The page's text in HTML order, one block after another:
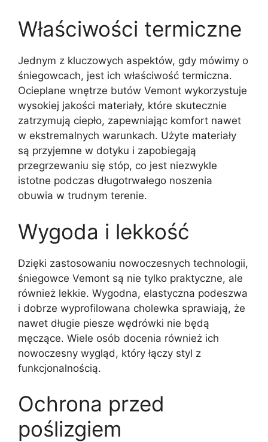
Właściwości termiczne
Jednym z kluczowych aspektów, gdy mówimy o
śniegowcach, jest ich właściwość termiczna.
Ocieplane wnętrze butów Vemont wykorzystuje
wysokiej jakości materiały, które skutecznie
zatrzymują ciepło, zapewniając komfort nawet
w ekstremalnych warunkach. Użyte materiały
są przyjemne w dotyku i zapobiegają
przegrzewaniu się stóp, co jest niezwykle
istotne podczas długotrwałego noszenia
obuwia w trudnym terenie.
Wygoda i lekkość
Dzięki zastosowaniu nowoczesnych technologii,
śniegowce Vemont są nie tylko praktyczne, ale
również lekkie. Wygodna, elastyczna podeszwa
i dobrze wyprofilowana cholewka sprawiają, że
nawet długie piesze wędrówki nie będą
męczące. Wiele osób docenia również ich
nowoczesny wygląd, który łączy styl z
funkcjonalnością.
Ochrona przed
poślizgiem